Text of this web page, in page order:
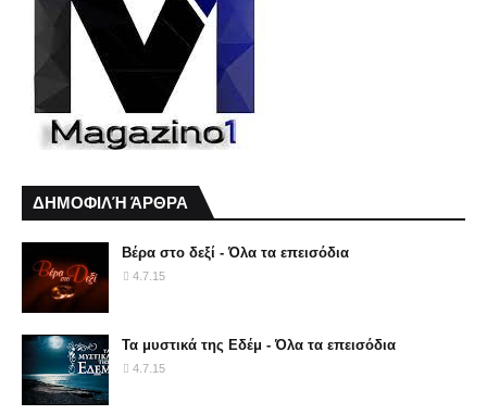
ΔΗΜΟΦΙΛΉ ΆΡΘΡΑ
Βέρα στο δεξί - Όλα τα επεισόδια
4.7.15
Τα μυστικά της Εδέμ - Όλα τα επεισόδια
4.7.15